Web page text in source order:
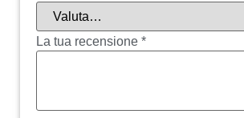
La tua recensione *